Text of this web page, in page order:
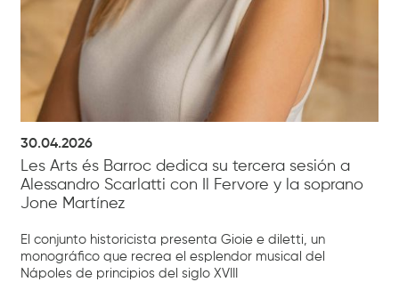
30.04.2026
Les Arts és Barroc dedica su tercera sesión a
Alessandro Scarlatti con Il Fervore y la soprano
Jone Martínez
El conjunto historicista presenta Gioie e diletti, un
monográfico que recrea el esplendor musical del
Nápoles de principios del siglo XVIII